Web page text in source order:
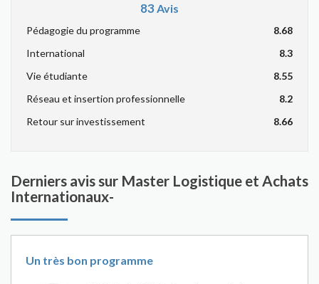
83Avis
Pédagogie du programme
8.68
International
8.3
Vie étudiante
8.55
Réseau et insertion professionnelle
8.2
Retour sur investissement
8.66
Derniers avis sur Master Logistique et Achats
Internationaux-
Un très bon programme